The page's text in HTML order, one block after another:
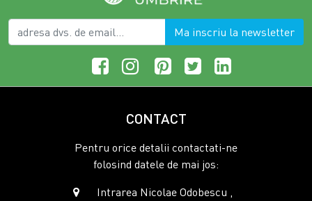
Ma inscriu la newsletter
CONTACT
Pentru orice detalii contactati-ne
folosind datele de mai jos:
Intrarea Nicolae Odobescu ,